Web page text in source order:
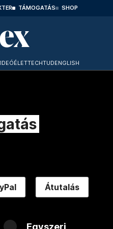
TÁMOGATÁS SHOP
ÉLETTECHTUDENGLISH
Átutalás
Egyszeri